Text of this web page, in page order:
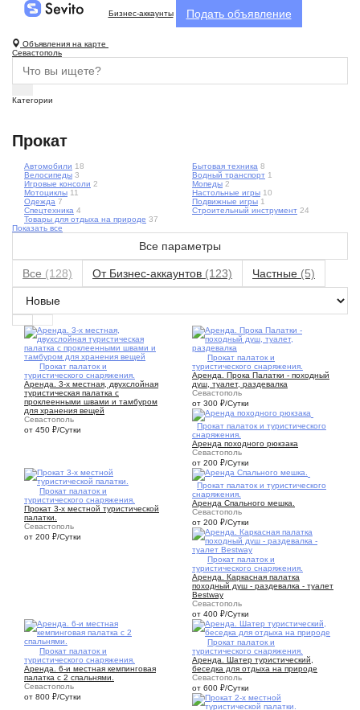
Бизнес-аккаунты Подать объявление
Объявления на карте
Севастополь
Категории
Прокат
Автомобили 18 Бытовая техника 8
Велосипеды 3 Водный транспорт 1
Игровые консоли 2 Мопеды 2
Мотоциклы 11 Настольные игры 10
Одежда 7 Подвижные игры 1
Спецтехника 4 Строительный инструмент 24
Товары для отдыха на природе 37
Показать все
Все параметры
Все (128) От Бизнес-аккаунтов (123) Частные (5)
Прокат палаток и
туристического снаряжения.
Аренда. 3-х местная, двухслойная
туристическая палатка с
проклеенными швами и тамбуром
для хранения вещей
Севастополь
от 450 ₽/Сутки
Прокат палаток и
туристического снаряжения.
Аренда. Прока Палатки - походный
душ, туалет, раздевалка
Севастополь
от 300 ₽/Сутки
Прокат палаток и туристического
снаряжения.
Аренда походного рюкзака
Севастополь
от 200 ₽/Сутки
Прокат палаток и
туристического снаряжения.
Прокат 3-х местной туристической
палатки.
Севастополь
от 200 ₽/Сутки
Прокат палаток и туристического
снаряжения.
Аренда Спального мешка.
Севастополь
от 200 ₽/Сутки
Прокат палаток и
туристического снаряжения.
Аренда. Каркасная палатка
походный душ - раздевалка - туалет
Bestway
Севастополь
от 400 ₽/Сутки
Прокат палаток и
туристического снаряжения.
Аренда. 6-и местная кемпинговая
палатка с 2 спальнями.
Севастополь
от 800 ₽/Сутки
Прокат палаток и
туристического снаряжения.
Аренда. Шатер туристический,
беседка для отдыха на природе
Севастополь
от 600 ₽/Сутки